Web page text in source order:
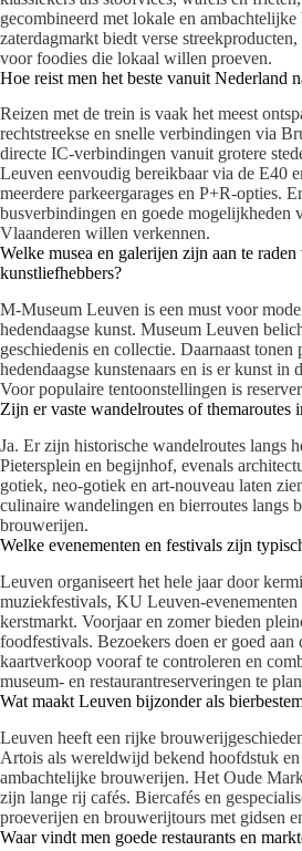
gecombineerd met lokale en ambachtelijke
zaterdagmarkt biedt verse
voor foodies die lokaal willen proeven.
Hoe reist men het beste vanuit Nederland
Reizen met de trein is vaak het meest
rechtstreekse en snelle verbindingen via
directe IC-verbindingen vanuit grotere
Leuven eenvoudig bereikbaar via de E40
meerdere parkeergarages en P+R-opties.
busverbindingen en goede mogelijkheden
Vlaanderen willen verkennen.
Welke musea en galerijen zijn aan te raden
kunstliefhebbers?
M-Museum Leuven is een must voor
hedendaagse kunst. Museum Leuven
geschiedenis en collectie. Daarnaast tonen
hedendaagse kunstenaars en is er kunst in
Voor populaire tentoonstellingen is
Zijn er vaste wandelroutes of themaroutes
Ja. Er zijn historische wandelroutes langs
Pietersplein en begijnhof, evenals
gotiek, neo-gotiek en art-nouveau laten
culinaire wandelingen en bierroutes langs
brouwerijen.
Welke evenementen en festivals zijn
Leuven organiseert het hele jaar door
muziekfestivals, KU Leuven-evenementen
kerstmarkt. Voorjaar en zomer bieden
foodfestivals. Bezoekers doen er goed aan
kaartverkoop vooraf te controleren en
museum- en restaurantreserveringen te
Wat maakt Leuven bijzonder als
Leuven heeft een rijke
Artois als wereldwijd bekend hoofdstuk en
ambachtelijke brouwerijen. Het Oude
zijn lange rij cafés. Biercafés en
proeverijen en brouwerijtours met gidsen
Waar vindt men goede restaurants en